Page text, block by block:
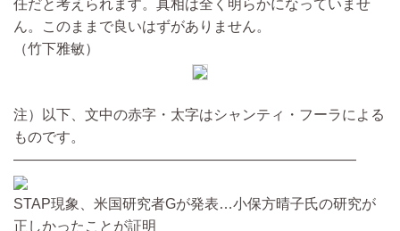
任だと考えられます。真相は全く明らかになっていませ
ん。このままで良いはずがありません。
（竹下雅敏）
注）以下、文中の赤字・太字はシャンティ・フーラによる
ものです。
――――――――――――――――――――――――
STAP現象、米国研究者Gが発表…小保方晴子氏の研究が
正しかったことが証明